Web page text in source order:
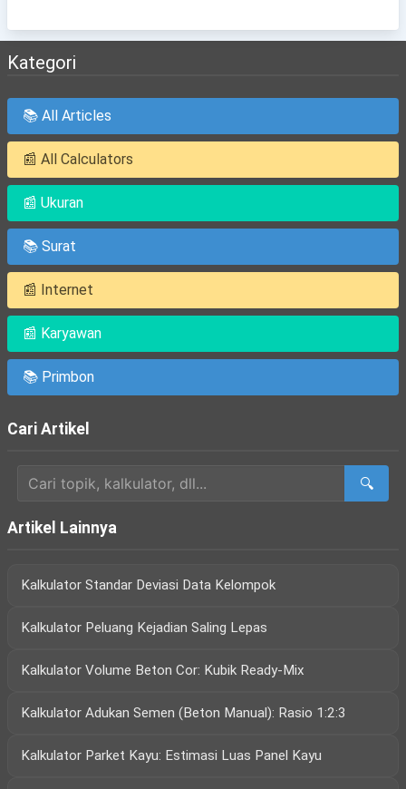
Kategori
📚 All Articles
📰 All Calculators
📰 Ukuran
📚 Surat
📰 Internet
📰 Karyawan
📚 Primbon
Cari Artikel
🔍
Artikel Lainnya
Kalkulator Standar Deviasi Data Kelompok
Kalkulator Peluang Kejadian Saling Lepas
Kalkulator Volume Beton Cor: Kubik Ready-Mix
Kalkulator Adukan Semen (Beton Manual): Rasio 1:2:3
Kalkulator Parket Kayu: Estimasi Luas Panel Kayu